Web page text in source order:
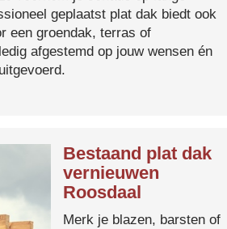
geplaatst plat dak biedt ook
een groendak, terras of
afgestemd op jouw wensen én
Bestaand plat dak
vernieuwen
Roosdaal
Merk je blazen, barsten of